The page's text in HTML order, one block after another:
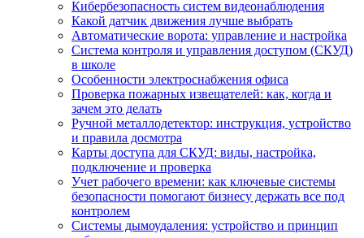
Кибербезопасность систем видеонаблюдения
Какой датчик движения лучше выбрать
Автоматические ворота: управление и настройка
Система контроля и управления доступом (СКУД)
в школе
Особенности электроснабжения офиса
Проверка пожарных извещателей: как, когда и
зачем это делать
Ручной металлодетектор: инструкция, устройство
и правила досмотра
Карты доступа для СКУД: виды, настройка,
подключение и проверка
Учет рабочего времени: как ключевые системы
безопасности помогают бизнесу держать все под
контролем
Системы дымоудаления: устройство и принцип